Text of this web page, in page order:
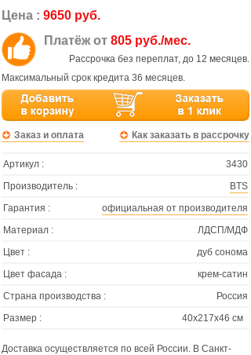
Цена : 9650 руб.
Платёж от 805 руб./мес.
Рассрочка без переплат, до 12 месяцев.
Максимальный срок кредита 36 месяцев.
Заказ и оплата Как заказать в рассрочку
Артикул :
3430
Производитель :
BTS
Гарантия :
официальная от производителя
Материал :
ЛДСП/МДФ
Цвет :
дуб сонома
Цвет фасада :
крем-сатин
Страна производства :
Россия
Размер :
40х217х46 см
Доставка осуществляется по всей России. В Санкт-